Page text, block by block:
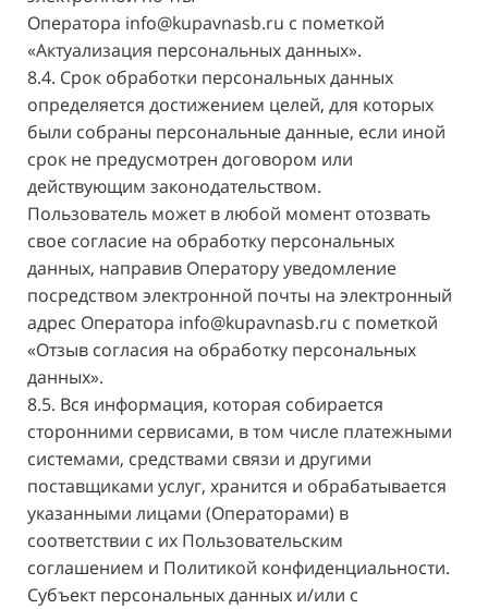
Оператора info@kupavnasb.ru с пометкой
«Актуализация персональных данных».
8.4. Срок обработки персональных данных
определяется достижением целей, для которых
были собраны персональные данные, если иной
срок не предусмотрен договором или
действующим законодательством.
Пользователь может в любой момент отозвать
свое согласие на обработку персональных
данных, направив Оператору уведомление
посредством электронной почты на электронный
адрес Оператора info@kupavnasb.ru с пометкой
«Отзыв согласия на обработку персональных
данных».
8.5. Вся информация, которая собирается
сторонними сервисами, в том числе платежными
системами, средствами связи и другими
поставщиками услуг, хранится и обрабатывается
указанными лицами (Операторами) в
соответствии с их Пользовательским
соглашением и Политикой конфиденциальности.
Субъект персональных данных и/или с